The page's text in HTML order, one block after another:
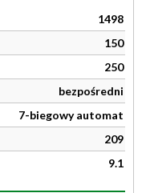
1498
150
250
bezpośredni
7-biegowy automat
209
9.1